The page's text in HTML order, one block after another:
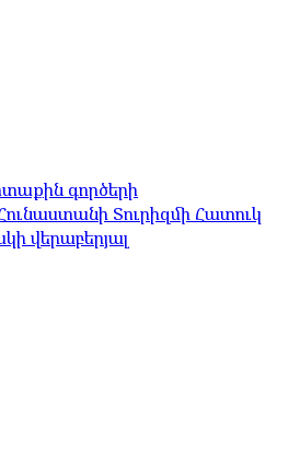
գործերի
Տուրիզմի Հատուկ
վերաբերյալ